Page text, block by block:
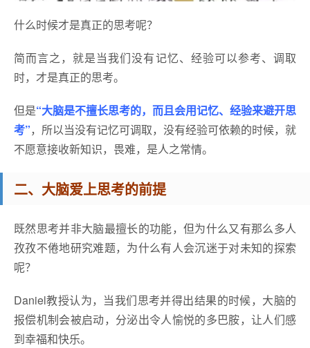
什么时候才是真正的思考呢？
简而言之，就是当我们没有记忆、经验可以参考、调取
时，才是真正的思考。
但是“大脑是不擅长思考的，而且会用记忆、经验来避开思
考”，所以当没有记忆可调取，没有经验可依赖的时候，就
不愿意接收新知识，畏难，是人之常情。
二、大脑爱上思考的前提
既然思考并非大脑最擅长的功能，但为什么又有那么多人
孜孜不倦地研究难题，为什么有人会沉迷于对未知的探索
呢？
Daniel教授认为，当我们思考并得出结果的时候，大脑的
报偿机制会被启动，分泌出令人愉悦的多巴胺，让人们感
到幸福和快乐。